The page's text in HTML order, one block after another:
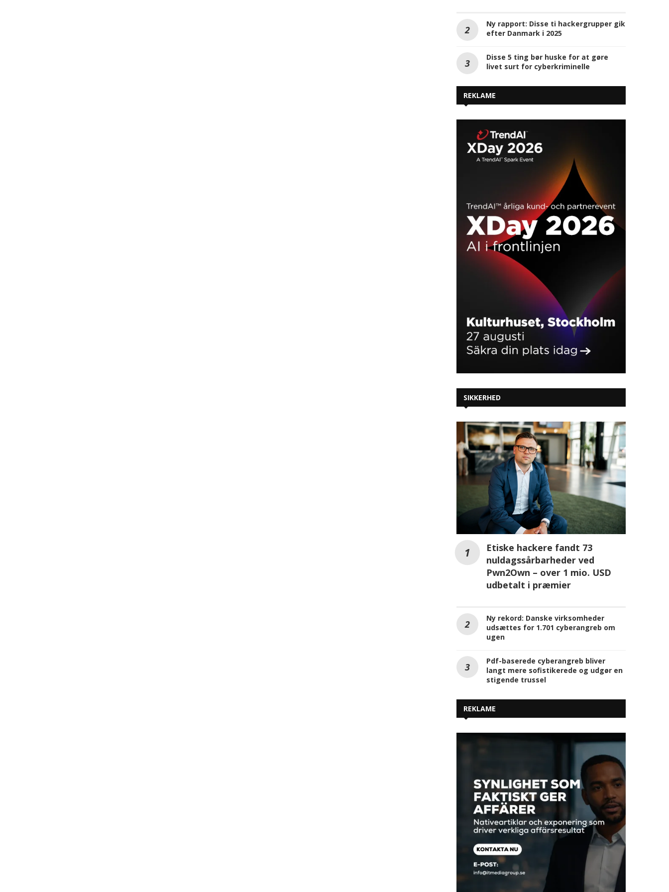
Ny rapport: Disse ti hackergrupper gik
efter Danmark i 2025
Disse 5 ting bør huske for at gøre
livet surt for cyberkriminelle
REKLAME
SIKKERHED
Etiske hackere fandt 73
nuldagssårbarheder ved
Pwn2Own – over 1 mio. USD
udbetalt i præmier
Ny rekord: Danske virksomheder
udsættes for 1.701 cyberangreb om
ugen
Pdf-baserede cyberangreb bliver
langt mere sofistikerede og udgør en
stigende trussel
REKLAME